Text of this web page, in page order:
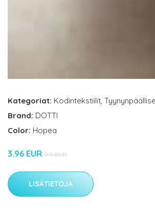
Kategoriat: Kodintekstiilit,
Brand: DOTTI
Color: Hopea
3.96 EUR 9.9 EUR
LISÄTIETOJA